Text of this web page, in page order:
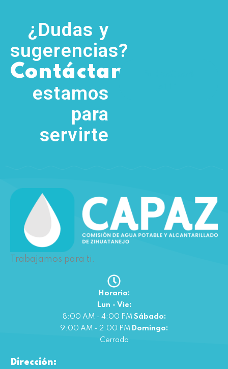
¿Dudas y
sugerencias?
Contáctanos
estamos
para
servirte
Trabajamos para ti.
Horario:
Lun - Vie:
8:00 AM - 4:00 PM Sábado:
9:00 AM - 2:00 PM Domingo:
Cerrado
Dirección: